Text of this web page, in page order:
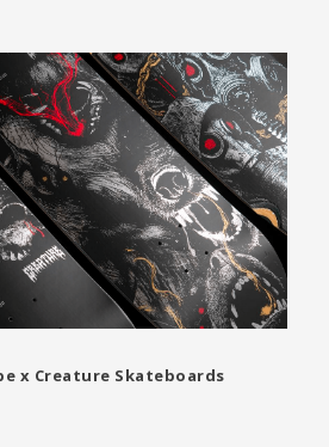
x Creature Skateboards